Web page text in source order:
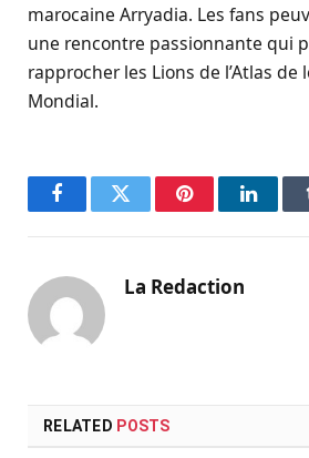
marocaine Arryadia. Les fans
une rencontre passionnante qui
rapprocher les Lions de l’Atlas de
Mondial.
FacebookTwitter Pinterest
La Redaction
RELATED POSTS